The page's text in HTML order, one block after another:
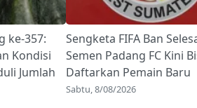
ke-357:
Kondisi
Jumlah
Sengketa FIFA Ban
Semen Padang FC Kini
Daftarkan Pemain Baru
Sabtu, 8/08/2026